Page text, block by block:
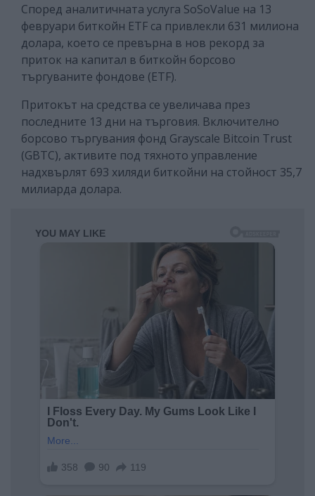
Според аналитичната услуга SoSoValue на 13
февруари биткойн ETF са привлекли 631 милиона
долара, което се превърна в нов рекорд за
приток на капитал в биткойн борсово
търгуваните фондове (ETF).
Притокът на средства се увеличава през
последните 13 дни на търговия. Включително
борсово търгувания фонд Grayscale Bitcoin Trust
(GBTC), активите под тяхното управление
надхвърлят 693 хиляди биткойни на стойност 35,7
милиарда долара.